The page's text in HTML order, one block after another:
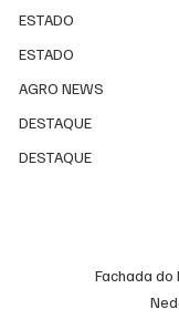
ESTADO
ESTADO
AGRO NEWS
DESTAQUE
DESTAQUE
Fachada do